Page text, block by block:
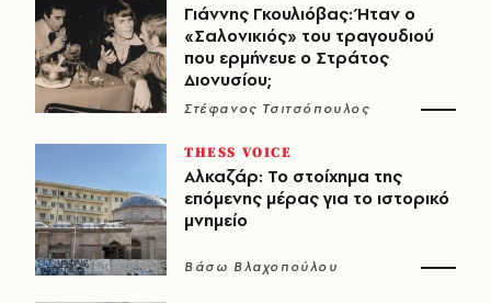
Γιάννης Γκουλιόβας: Ήταν ο
«Σαλονικιός» του τραγουδιού
που ερμήνευε ο Στράτος
Διονυσίου;
Στέφανος Τσιτσόπουλος
THESS VOICE
Αλκαζάρ: Το στοίχημα της
επόμενης μέρας για το ιστορικό
μνημείο
Βάσω Βλαχοπούλου